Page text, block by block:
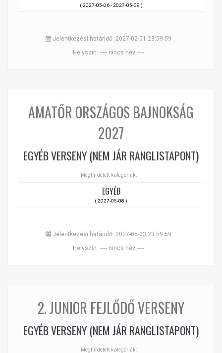
( 2027-05-06 - 2027-05-09 )
Jelentkezési határidő: 2027-02-01 23:59:59
Helyszín: ----- nincs név -----
AMATŐR ORSZÁGOS BAJNOKSÁG
2027
EGYÉB VERSENY (NEM JÁR RANGLISTAPONT)
Meghírdetett kategóriák:
EGYÉB
( 2027-05-08 )
Jelentkezési határidő: 2027-05-03 23:59:59
Helyszín: ----- nincs név -----
2. JUNIOR FEJLŐDŐ VERSENY
EGYÉB VERSENY (NEM JÁR RANGLISTAPONT)
Meghírdetett kategóriák: